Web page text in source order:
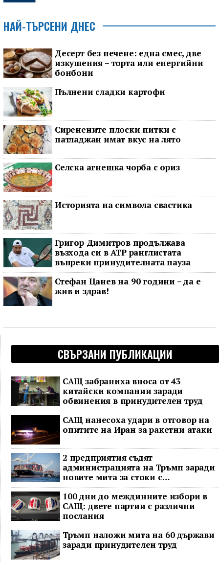
НАЙ-ТЪРСЕНИ ДНЕС
Десерт без печене: една смес, две
изкушения – торта или енергийни
бонбони
Пълнени сладки картофи
Сиренените плоски питки с
патладжан имат вкус на лято
Селска агнешка чорба с ориз
Историята на символа свастика
Григор Димитров продължава
възхода си в ATP ранглистата
въпреки принудителната пауза
Стефан Цанев на 90 години – да е
жив и здрав!
СВЪРЗАНИ ПУБЛИКАЦИИ
САЩ забраниха вноса от 43
китайски компании заради
обвинения в принудителен труд
САЩ нанесоха удари в отговор на
опитите на Иран за ракетни атаки
2 предприятия съдят
администрацията на Тръмп заради
новите мита за стоки с
принудителен труд
100 дни до междинните избори в
САЩ: двете партии с различни
послания
Тръмп наложи мита на 60 държави
заради принудителен труд